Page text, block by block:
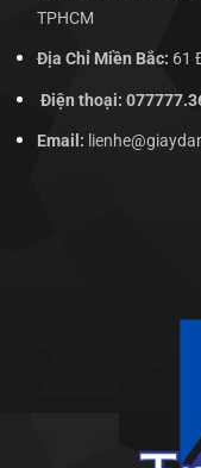
TPHCM
Địa Chỉ Miền Bắc: 61
Điện thoại:
Email: